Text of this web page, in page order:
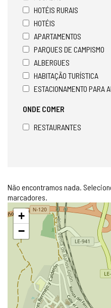
HOTÉIS RURAIS
HOTÉIS
APARTAMENTOS
PARQUES DE CAMPISMO
ALBERGUES
HABITAÇÃO TURÍSTICA
ESTACIONAMENTO PARA
ONDE COMER
RESTAURANTES
Não encontramos nada.
marcadores.
Pular
mapa
+
−